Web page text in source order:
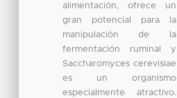
alimentación, ofrece un
gran potencial para la
manipulación de la
fermentación ruminal y
Saccharomyces cerevisiae
es un organismo
especialmente atractivo.